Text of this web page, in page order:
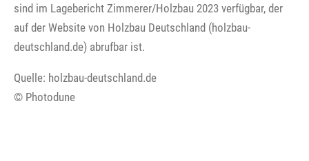
sind im Lagebericht Zimmerer/Holzbau 2023 verfügbar, der
auf der Website von Holzbau Deutschland (holzbau-
deutschland.de) abrufbar ist.
Quelle: holzbau-deutschland.de
© Photodune